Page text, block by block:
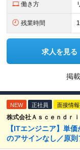
働き方
残業時間
求人を見る
掲
NEW 正社員 面接情
株式会社Ａｓｃｅｎｄｒｉ
【ITエンジニア】単
のアサインなし／原